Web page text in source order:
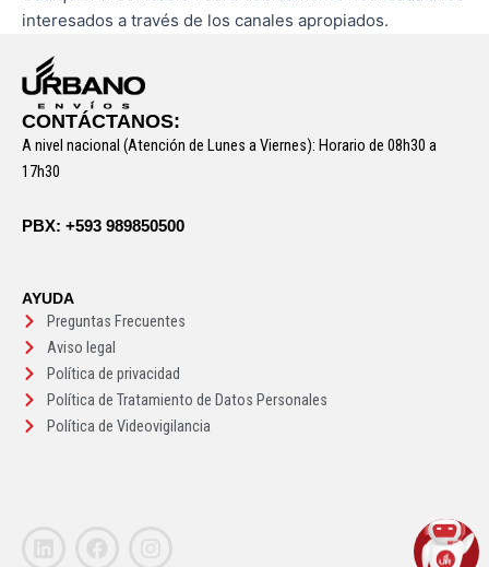
interesados a través de los canales apropiados.
CONTÁCTANOS:
A nivel nacional (Atención de Lunes a Viernes): Horario de 08h30 a
17h30
PBX: +593 989850500
AYUDA
Preguntas Frecuentes
Aviso legal
Política de privacidad
Política de Tratamiento de Datos Personales
Política de Videovigilancia